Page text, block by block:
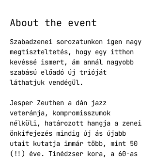
About the event
Szabadzenei sorozatunkon igen nagy
megtiszteltetés, hogy egy itthon
kevéssé ismert, ám annál nagyobb
szabású előadó új trióját
láthatjuk vendégül.
Jesper Zeuthen a dán jazz
veteránja, kompromisszumok
nélküli, határozott hangja a zenei
önkifejezés mindig új ás újabb
utait kutatja immár több, mint 50
(!!) éve. Tinédzser kora, a 60-as